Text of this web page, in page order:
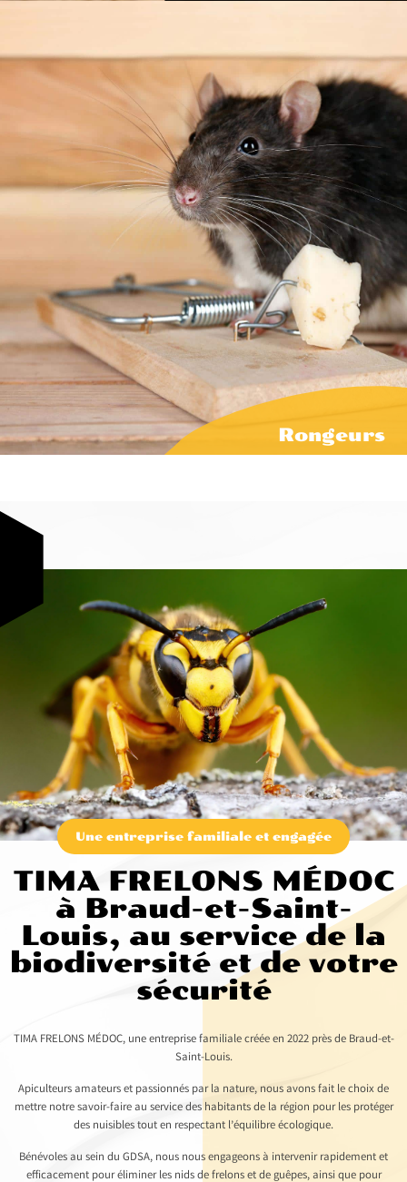
Rongeurs
Une entreprise familiale et engagée
TIMA FRELONS MÉDOC
à Braud-et-Saint-
Louis, au service de la
biodiversité et de votre
sécurité
TIMA FRELONS MÉDOC, une entreprise familiale créée en 2022 près de Braud-et-
Saint-Louis.
Apiculteurs amateurs et passionnés par la nature, nous avons fait le choix de
mettre notre savoir-faire au service des habitants de la région pour les protéger
des nuisibles tout en respectant l’équilibre écologique.
Bénévoles au sein du GDSA, nous nous engageons à intervenir rapidement et
efficacement pour éliminer les nids de frelons et de guêpes, ainsi que pour